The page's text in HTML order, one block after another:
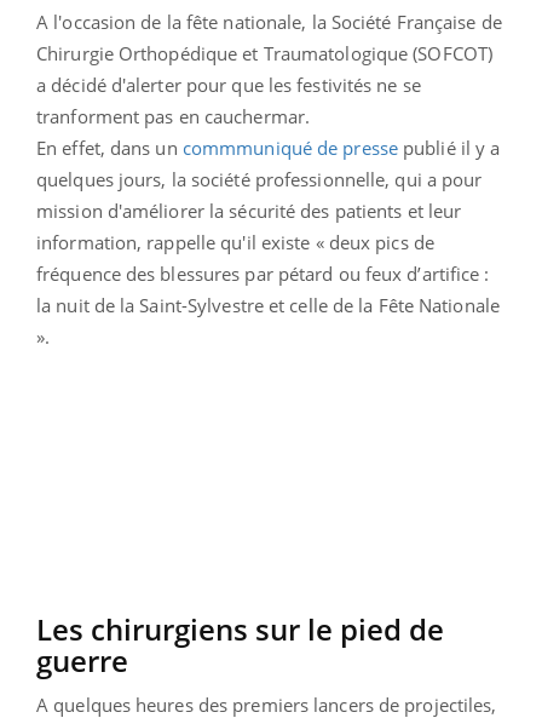
A l'occasion de la fête nationale, la Société Française de
Chirurgie Orthopédique et Traumatologique (SOFCOT)
a décidé d'alerter pour que les festivités ne se
tranforment pas en cauchermar.
En effet, dans un commmuniqué de pressepublié il y a
quelques jours, la société professionnelle, qui a pour
mission d'améliorer la sécurité des patients et leur
information, rappelle qu'il existe « deux pics de
fréquence des blessures par pétard ou feux d’artifice :
la nuit de la Saint-Sylvestre et celle de la Fête Nationale
».
Les chirurgiens sur le pied de
guerre
A quelques heures des premiers lancers de projectiles,